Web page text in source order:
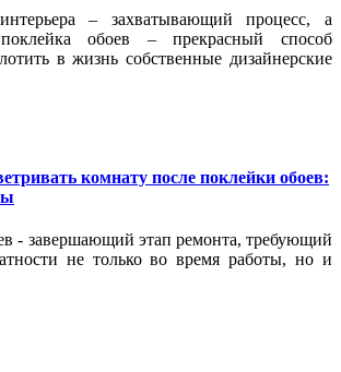
– захватывающий процесс, а
поклейка обоев – прекрасный способ
в жизнь собственные дизайнерские
комнату после поклейки обоев:
- завершающий этап ремонта, требующий
не только во время работы, но и